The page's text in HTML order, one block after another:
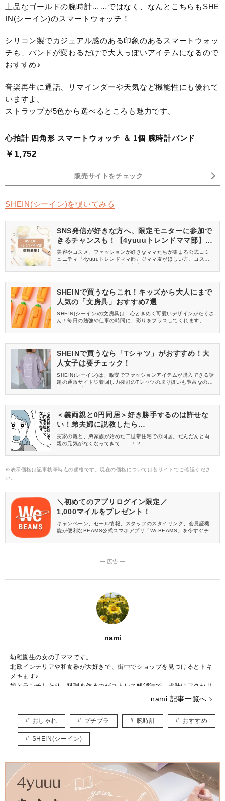
上品なゴールドの腕時計……ではなく、なんとこちらもSHE
IN(シーイン)のスマートウォッチ！
シリコン製でカジュアル感のある印象のあるスマートウォッ
チも、バンドが変わるだけで大人っぽいアイテムになるので
おすすめ♪
音楽再生に通話、リマインダーや天気など機能性にも優れて
いますよ。
ストラップが5色から選べるところも魅力です。
心拍計 四角形 スマートウォッチ ＆ 1個 腕時計バンド
￥1,752
販売サイトをチェック
SHEIN(シーイン)を覗いてみる
SNS発信が好きな方へ、限定モニターに参加で
きるチャンスも！【4yuuuトレンドママ部】部
員募集中
美容やコスメ、ファッションが好きなママたちが集まる公式コミ
ュニティ『4yuuuトレンドママ部』♡ママ友がほしい方、コスメサ
信してくれる方を募集しています！
SHEINで買うならこれ！キッズから大人にまで
人気の「文房具」おすすめ7選
SHEIN(シーイン)の文房具は、心ときめく可愛いデザインがたくさ
ん！毎日の勉強や仕事の時間に、彩りをプラスしてくれます。そ
ペンケースやシールなど、注目アイテムが見つかりますよ♡最後に
SHEINで買うなら「Tシャツ」がおすすめ！大
人女子は要チェック！
SHEIN(シーイン)は、激安でファッションアイテムが購入できる話
題の通販サイト♡着回し力抜群のTシャツの取り扱いも豊富なの
で今回は、大人女子におすすめのSHEINで買えるTシャツをご紹介
＜義両親と0円同居＞好き勝手するのは許せな
い！弟夫婦に説教したら…
実家の親と、弟家族が始めた二世帯住宅での同居。だんだんと両
親の元気がなくなってきて……！？
※表示価格は記事執筆時点の価格です。現在の価格については各サイトでご確認くださ
い。
＼初めてのアプリログイン限定／
1,000マイルをプレゼント！
キャンペーン、セール情報、スタッフのスタイリング、会員証機
能が便利なBEAMS公式スマホアプリ「WeBEAMS」を今すぐチェ
― 広告 ―
nami
幼稚園生の女の子ママです。
北欧インテリアや和食器が大好きで、街中でショップを見つけるとトキ
メキます♪
娘とランチしたり、料理を作るのがストレス解消法で、趣味はアクセサ
緒に暮らしたいなぁと夢見ています。
皆様に役立つ情報を、楽しくお届けしていけたらと思います♡
nami 記事一覧へ
おしゃれ プチプラ 腕時計 おすすめ
SHEIN(シーイン)